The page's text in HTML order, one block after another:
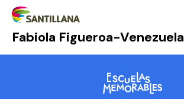
Fabiola Figueroa-Venezuela